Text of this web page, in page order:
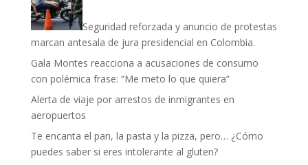
Seguridad reforzada y anuncio de protestas
marcan antesala de jura presidencial en Colombia.
Gala Montes reacciona a acusaciones de consumo
con polémica frase: “Me meto lo que quiera”
Alerta de viaje por arrestos de inmigrantes en
aeropuertos
Te encanta el pan, la pasta y la pizza, pero… ¿Cómo
puedes saber si eres intolerante al gluten?